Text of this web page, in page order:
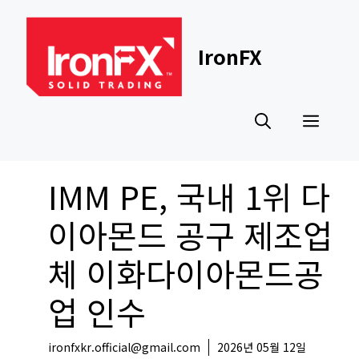
content
IronFX
IMM PE, 국내 1위 다
이아몬드 공구 제조업
체 이화다이아몬드공
업 인수
ironfxkr.official@gmail.com 2026년 05월 12일